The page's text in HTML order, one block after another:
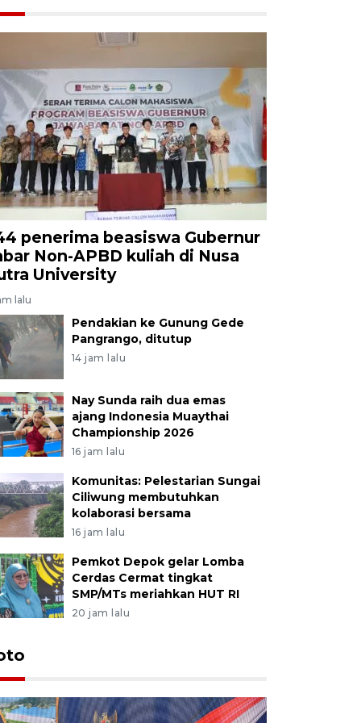
penerima beasiswa Gubernur
Non-APBD kuliah di Nusa
University
lalu
Pendakian ke Gunung Gede
Pangrango, ditutup
14 jam lalu
Nay Sunda raih dua emas
ajang Indonesia Muaythai
Championship 2026
16 jam lalu
Komunitas: Pelestarian Sungai
Ciliwung membutuhkan
kolaborasi bersama
16 jam lalu
Pemkot Depok gelar Lomba
Cerdas Cermat tingkat
SMP/MTs meriahkan HUT RI
20 jam lalu